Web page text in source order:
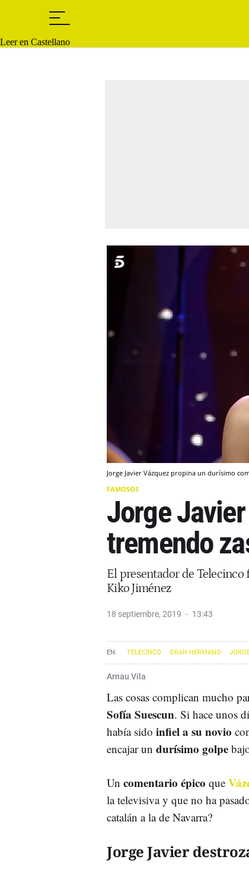
Leer en Castellano
Jorge Javier Vázquez propina un durísimo
FAMOSOS
Jorge
tremendo
El presentador de
Kiko Jiménez
18 septiembre, 2019 13:43
TELECINCO GRAN HERMANO
Arnau Vila
Las cosas complican mucho
Sofía Suescun. Si hace unos
había sido infiel a su novio
encajar un durísimo golpe
Un comentario épico que
la televisiva y que no ha
catalán a la de Navarra?
Jorge Javier